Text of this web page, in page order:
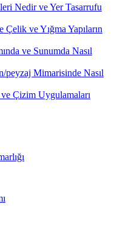
Nedir ve Yer Tasarrufu
Çelik ve Yığma Yapıların
ve Sunumda Nasıl
peyzaj Mimarisinde Nasıl
Çizim Uygulamaları